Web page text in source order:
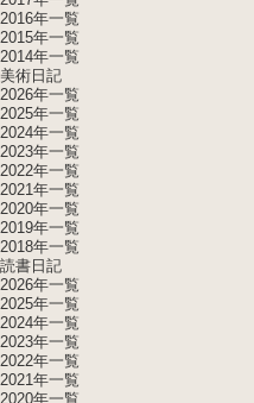
2016年一覧
2015年一覧
2014年一覧
美術日記
2026年一覧
2025年一覧
2024年一覧
2023年一覧
2022年一覧
2021年一覧
2020年一覧
2019年一覧
2018年一覧
読書日記
2026年一覧
2025年一覧
2024年一覧
2023年一覧
2022年一覧
2021年一覧
2020年一覧